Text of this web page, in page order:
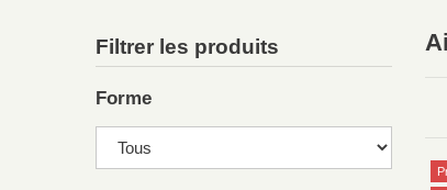
Filtrer les produits
Forme